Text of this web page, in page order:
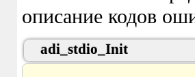
описание кодов
adi_stdio_Init